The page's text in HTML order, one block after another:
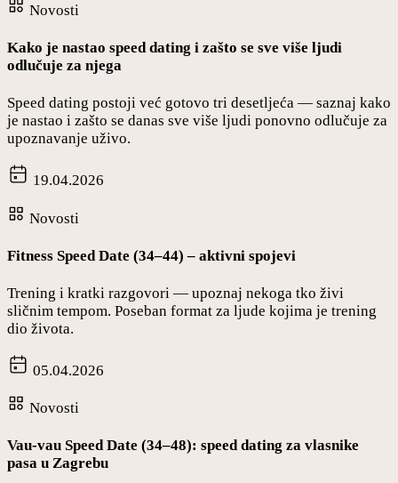
Novosti
Kako je nastao speed dating i zašto se sve više ljudi
odlučuje za njega
Speed dating postoji već gotovo tri desetljeća — saznaj kako
je nastao i zašto se danas sve više ljudi ponovno odlučuje za
upoznavanje uživo.
19.04.2026
Novosti
Fitness Speed Date (34–44) – aktivni spojevi
Trening i kratki razgovori — upoznaj nekoga tko živi
sličnim tempom. Poseban format za ljude kojima je trening
dio života.
05.04.2026
Novosti
Vau-vau Speed Date (34–48): speed dating za vlasnike
pasa u Zagrebu